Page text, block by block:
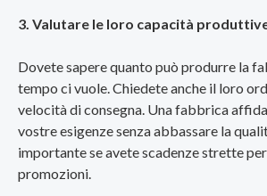
3. Valutare le loro capacità
Dovete sapere quanto può produrre la
tempo ci vuole. Chiedete anche il loro
velocità di consegna. Una fabbrica
vostre esigenze senza abbassare la
importante se avete scadenze strette
promozioni.